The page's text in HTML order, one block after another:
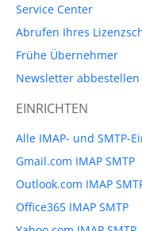
Service Center
Abrufen Ihres
Frühe Übernehmer
Newsletter abbestellen
EINRICHTEN
Alle IMAP- und SMTP-
Gmail.com IMAP SMTP
Outlook.com IMAP
Office365 IMAP SMTP